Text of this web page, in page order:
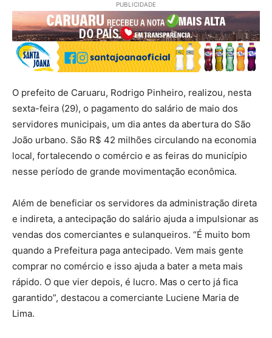
PUBLICIDADE
O prefeito de Caruaru, Rodrigo Pinheiro, realizou, nesta
sexta-feira (29), o pagamento do salário de maio dos
servidores municipais, um dia antes da abertura do São
João urbano. São R$ 42 milhões circulando na economia
local, fortalecendo o comércio e as feiras do município
nesse período de grande movimentação econômica.
Além de beneficiar os servidores da administração direta
e indireta, a antecipação do salário ajuda a impulsionar as
vendas dos comerciantes e sulanqueiros. “É muito bom
quando a Prefeitura paga antecipado. Vem mais gente
comprar no comércio e isso ajuda a bater a meta mais
rápido. O que vier depois, é lucro. Mas o certo já fica
garantido”, destacou a comerciante Luciene Maria de
Lima.